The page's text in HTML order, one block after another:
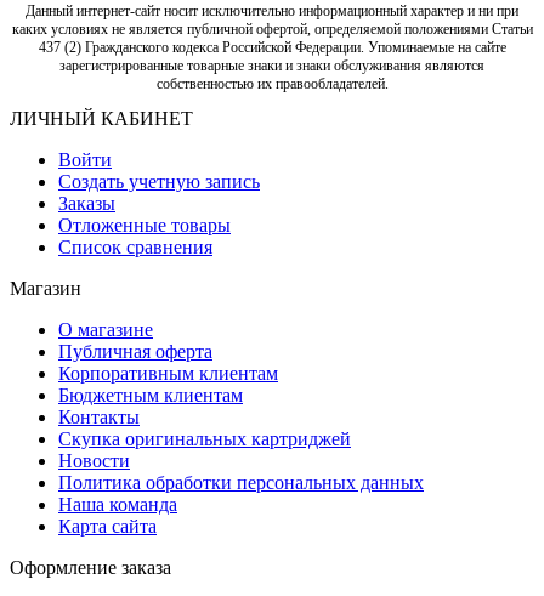
Данный интернет-сайт носит исключительно информационный характер и ни при
каких условиях не является публичной офертой, определяемой положениями Статьи
437 (2) Гражданского кодекса Российской Федерации. Упоминаемые на сайте
зарегистрированные товарные знаки и знаки обслуживания являются
собственностью их правообладателей.
ЛИЧНЫЙ КАБИНЕТ
Войти
Создать учетную запись
Заказы
Отложенные товары
Список сравнения
Магазин
О магазине
Публичная оферта
Корпоративным клиентам
Бюджетным клиентам
Контакты
Скупка оригинальных картриджей
Новости
Политика обработки персональных данных
Наша команда
Карта сайта
Оформление заказа